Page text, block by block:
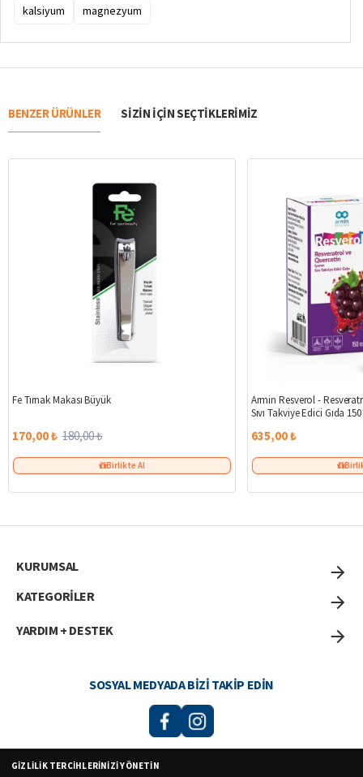
kalsiyum magnezyum
BENZER ÜRÜNLER SIZIN IÇIN SEÇTIKLERIMIZ
Fe Tırnak Makası Büyük
170,00 ₺ 180,00 ₺
Birlikte Al
Armin Resverol -
Sıvı Takviye Edici Gıda
635,00 ₺
KURUMSAL
KATEGORİLER
YARDIM + DESTEK
SOSYAL MEDYADA BIZI TAKIP EDIN
GIZLILIK TERCIHLERINIZI YÖNETIN